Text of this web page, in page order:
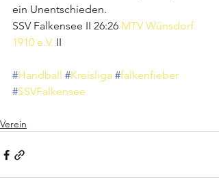
ein Unentschieden.
SSV Falkensee II 26:26 MTV Wünsdorf
1910 e.V. II
#Handball #Kreisliga #falkenfieber
#SSVFalkensee
Verein